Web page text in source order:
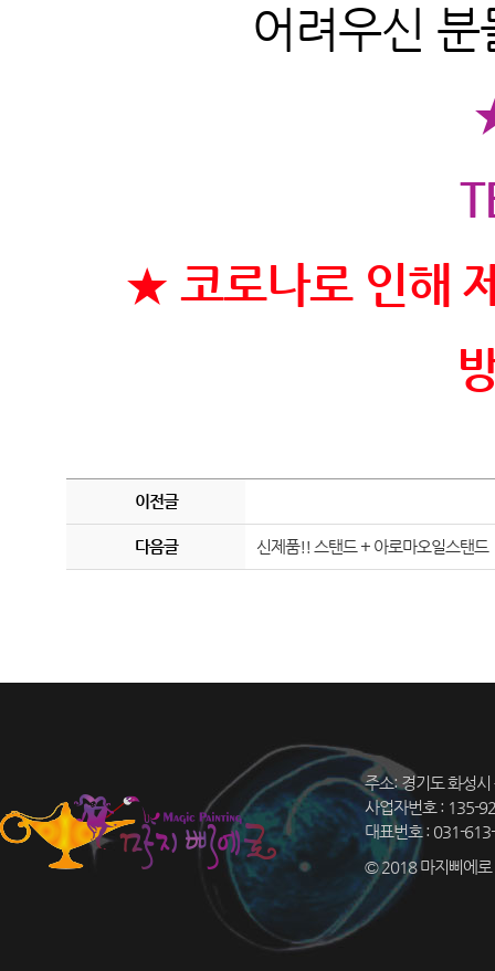
어려우신
★ 코로나로 인해
이전글
다음글 신제품!! 스탠드 + 아로마오일스탠드
주소: 경기도 화성
사업자번호 : 135-
대표번호 : 031-
© 2018 마지삐에로